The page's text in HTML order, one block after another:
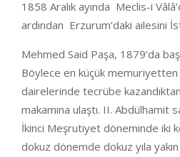
1858 Aralık ayında Meclis-i
ardından Erzurum’daki ailesini
Mehmed Said Paşa, 1879’da
Böylece en küçük
dairelerinde tecrübe
makamına ulaştı. II. Abdülhamit
İkinci Meşrutiyet döneminde iki
dokuz dönemde dokuz yıla